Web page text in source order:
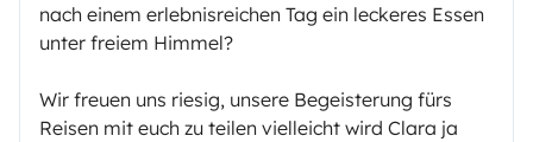
nach einem erlebnisreichen Tag ein leckeres Essen
unter freiem Himmel?
Wir freuen uns riesig, unsere Begeisterung fürs
Reisen mit euch zu teilen vielleicht wird Clara ja